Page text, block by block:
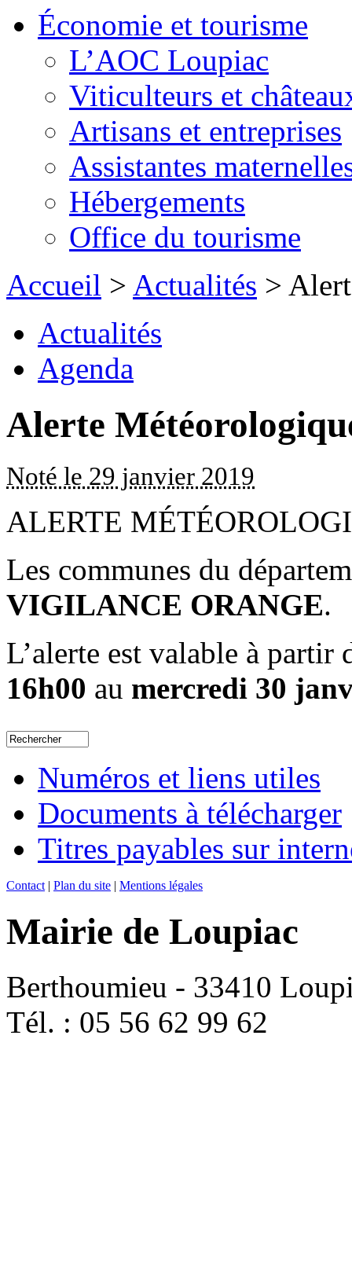
Économie et tourisme
L’AOC Loupiac
Viticulteurs et
Artisans et entreprises
Assistantes
Hébergements
Office du tourisme
Accueil > Actualités >
Actualités
Agenda
Alerte
Noté le 29 janvier 2019
ALERTE
Les communes du
VIGILANCE ORANGE.
L’alerte est valable à partir
16h00 au mercredi 30
Numéros et liens utiles
Documents à télécharger
Titres payables sur
Contact | Plan du site | Mentions légales
Mairie de Loupiac
Berthoumieu - 33410
Tél. : 05 56 62 99 62